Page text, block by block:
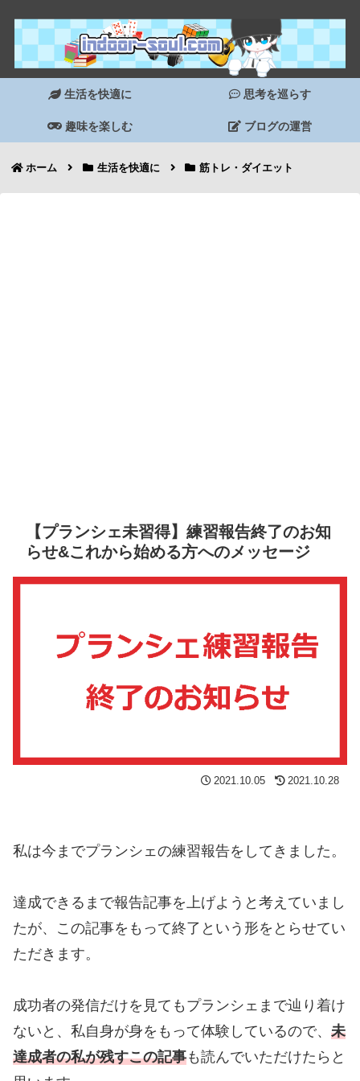
生活を快適に 思考を巡らす
趣味を楽しむ ブログの運営
ホーム 生活を快適に 筋トレ・ダイエット
【プランシェ未習得】練習報告終了のお知
らせ&これから始める方へのメッセージ
2021.10.05 2021.10.28
私は今までプランシェの練習報告をしてきました。
達成できるまで報告記事を上げようと考えていまし
たが、この記事をもって終了という形をとらせてい
ただきます。
成功者の発信だけを見てもプランシェまで辿り着け
ないと、私自身が身をもって体験しているので、 未
達成者の私が残すこの記事も読んでいただけたらと